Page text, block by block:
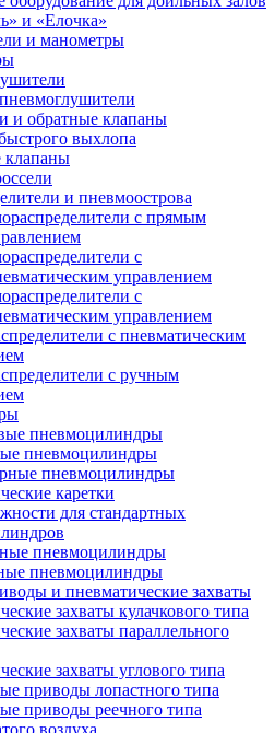
и «Елочка»
и манометры
и обратные клапаны
выхлопа
клапаны
и пневмоострова
с прямым
с
управлением
с
управлением
с пневматическим
с ручным
пневмоцилиндры
пневмоцилиндры
пневмоцилиндры
каретки
для стандартных
пневмоцилиндры
пневмоцилиндры
и пневматические захваты
захваты кулачкового типа
захваты параллельного
захваты углового типа
приводы лопастного типа
приводы реечного типа
воздуха